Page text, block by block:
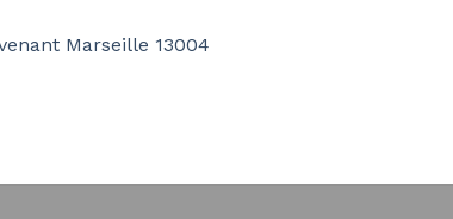
Marseille 13004